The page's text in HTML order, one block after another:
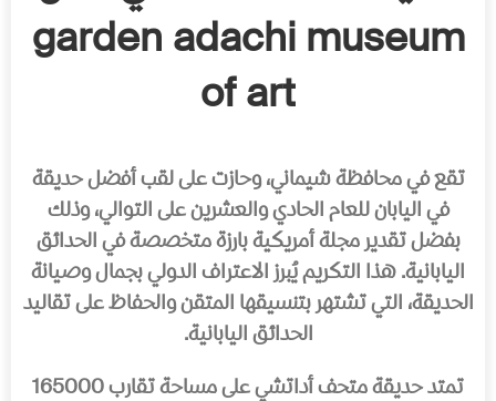
garden adachi museum
of art
تقع في محافظة شيماني، وحازت على لقب أفضل حديقة
في اليابان للعام الحادي والعشرين على التوالي، وذلك
بفضل تقدير مجلة أمريكية بارزة متخصصة في الحدائق
اليابانية. هذا التكريم يُبرز الاعتراف الدولي بجمال وصيانة
الحديقة، التي تشتهر بتنسيقها المتقن والحفاظ على تقاليد
الحدائق اليابانية.
تمتد حديقة متحف أداتشي على مساحة تقارب 165000